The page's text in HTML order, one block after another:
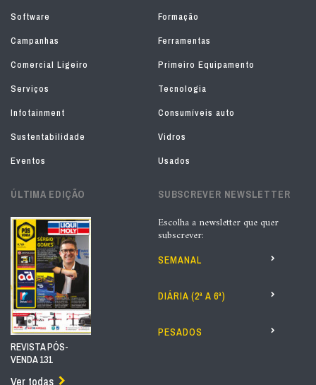
Software
Formação
Campanhas
Ferramentas
Comercial Ligeiro
Primeiro Equipamento
Serviços
Tecnologia
Infotainment
Consumíveis auto
Sustentabilidade
Vidros
Eventos
Usados
ÚLTIMA EDIÇÃO
REVISTA PÓS-
VENDA 131
Ver todas
SUBSCREVER NEWSLETTER
Escolha a newsletter que quer
subscrever:
SEMANAL
DIÁRIA (2ª A 6ª)
PESADOS